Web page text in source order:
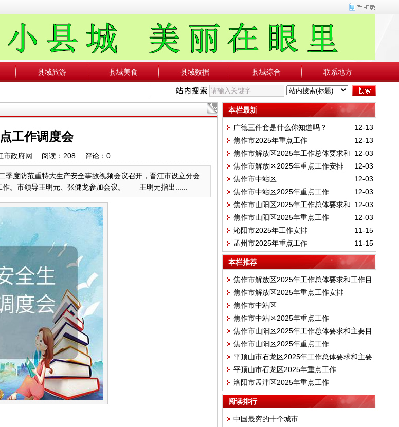
县域旅游 县域美食 县域数据 县域综合 联系地方
工作调度会
市政府网 阅读： 208评论： 0
防范重特大生产安全事故视频会议召开，晋江市设立分会
作。市领导王明元、张健龙参加会议。 王明元指出......
本栏最新
12-13
广德三件套是什么你知道吗？
12-13
焦作市2025年重点工作
12-03
焦作市解放区2025年工作总体要求和
工作目标
12-03
焦作市解放区2025年重点工作安排
12-03
焦作市中站区
12-03
焦作市中站区2025年重点工作
12-03
焦作市山阳区2025年工作总体要求和
主要目标
12-03
焦作市山阳区2025年重点工作
11-15
沁阳市2025年工作安排
11-15
孟州市2025年重点工作
本栏推荐
焦作市解放区2025年工作总体要求和工作目
标
焦作市解放区2025年重点工作安排
焦作市中站区
焦作市中站区2025年重点工作
焦作市山阳区2025年工作总体要求和主要目
标
焦作市山阳区2025年重点工作
平顶山市石龙区2025年工作总体要求和主要
目标
平顶山市石龙区2025年重点工作
洛阳市孟津区2025年重点工作
阅读排行
中国最穷的十个城市